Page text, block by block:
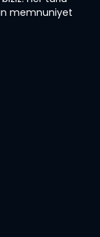
memnuniyet